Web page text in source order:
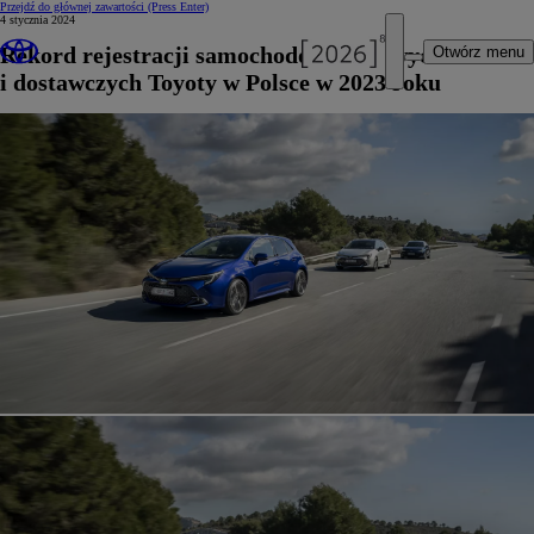
Przejdź do głównej zawartości (Press Enter)
Otwórz menu
4 stycznia 2024
Rekord rejestracji samochodów osobowych
i dostawczych Toyoty w Polsce w 2023 roku